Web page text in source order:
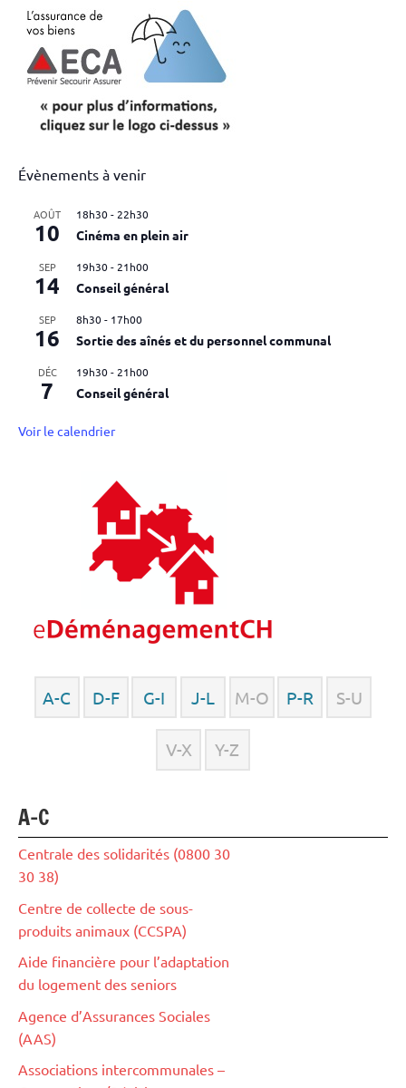
publications
Évènements à venir
AOÛT
10
18h30-22h30
Cinéma en plein air
SEP
14
19h30-21h00
Conseil général
SEP
16
8h30- 17h00
Sortie des aînés et du personnel communal
DÉC
7
19h30-21h00
Conseil général
Voir le calendrier
A-C D-F G-I J-L M-O P-R S-U
V-X Y-Z
A-C
Centrale des solidarités (0800 30
30 38)
Centre de collecte de sous-
produits animaux (CCSPA)
Aide financière pour l’adaptation
du logement des seniors
Agence d’Assurances Sociales
(AAS)
Associations intercommunales –